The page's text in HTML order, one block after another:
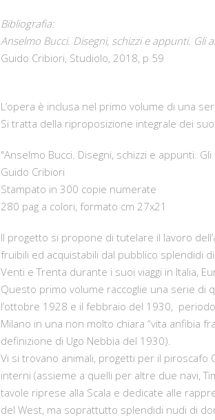
Bibliografia:
Anselmo Bucci. Disegni, schizzi e appunti. Gli
Guido Cribiori, Studiolo, 2018, p 59
L’opera è inclusa nel primo volume di una
Si tratta della riproposizione integrale dei
"Anselmo Bucci. Disegni, schizzi e appunti.
Guido Cribiori
Stampato in 300 copie numerate
280 pag a colori, formato cm 27x21
Il progetto si propone di tutelare il lavoro
fruibili ed acquistabili dal pubblico splendidi
Venti e Trenta durante i suoi viaggi in Italia,
Questo primo volume raccoglie una serie di
l’ottobre 1928 e il febbraio del 1930,
Milano in una non molto chiara “vita anfibia
definizione di Ugo Nebbia del 1930).
Vi si trovano animali, progetti per il piroscafo
interni (assieme a quelli per altre due navi,
tavole riprese alla Scala e dedicate alle
del West, ma soprattutto splendidi nudi di